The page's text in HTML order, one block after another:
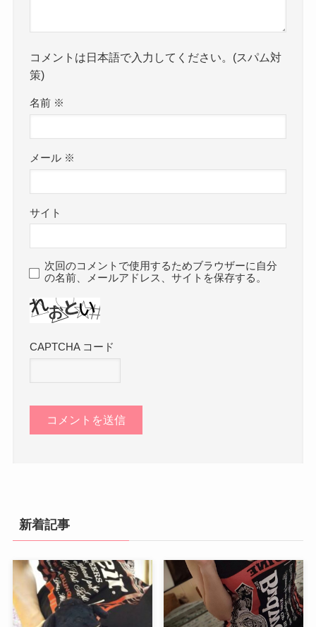
コメントは日本語で入力してください。(スパム対
策)
名前 ※
メール ※
サイト
次回のコメントで使用するためブラウザーに自分
の名前、メールアドレス、サイトを保存する。
CAPTCHA コード
新着記事